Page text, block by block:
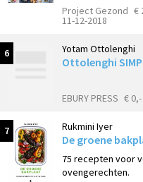
Project Gezond €
11-12-2018
6 Yotam Ottolenghi
Ottolenghi
EBURY PRESS € 0,-
7 Rukmini Iyer
De groene
75 recepten voor
ovengerechten.